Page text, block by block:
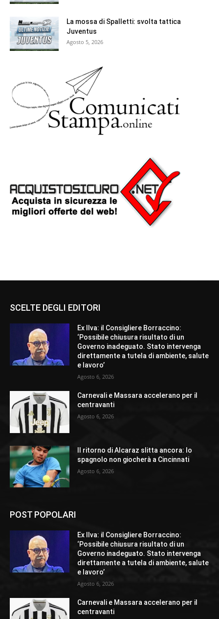
La mossa di Spalletti: svolta tattica
Juventus
Agosto 5, 2026
SCELTE DEGLI EDITORI
Ex Ilva: il Consigliere Borraccino:
‘Possibile chiusura risultato di un
Governo inadeguato. Stato intervenga
direttamente a tutela di ambiente, salute
e lavoro’
Agosto 6, 2026
Carnevali e Massara accelerano per il
centravanti
Agosto 6, 2026
Il ritorno di Alcaraz slitta ancora: lo
spagnolo non giocherà a Cincinnati
Agosto 6, 2026
POST POPOLARI
Ex Ilva: il Consigliere Borraccino:
‘Possibile chiusura risultato di un
Governo inadeguato. Stato intervenga
direttamente a tutela di ambiente, salute
e lavoro’
Agosto 6, 2026
Carnevali e Massara accelerano per il
centravanti